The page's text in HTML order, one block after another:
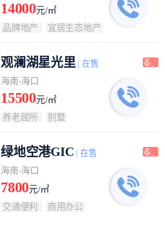
14000元/㎡
品牌地产
宜居生态地产
观澜湖星光里| 在售
海南-海口
15500元/㎡
养老居所
别墅
绿地空港GIC | 在售
海南-海口
7800元/㎡
交通便利
商用办公